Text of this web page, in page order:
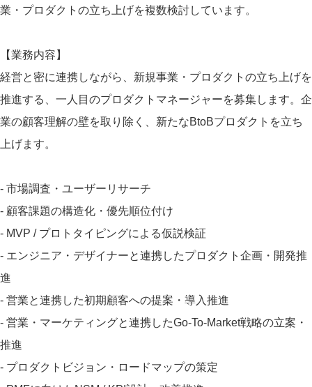
業・プロダクトの立ち上げを複数検討しています。
【業務内容】
経営と密に連携しながら、新規事業・プロダクトの立ち上げを
推進する、一人目のプロダクトマネージャーを募集します。企
業の顧客理解の壁を取り除く、新たなBtoBプロダクトを立ち
上げます。
- 市場調査・ユーザーリサーチ
- 顧客課題の構造化・優先順位付け
- MVP / プロトタイピングによる仮説検証
- エンジニア・デザイナーと連携したプロダクト企画・開発推
進
- 営業と連携した初期顧客への提案・導入推進
- 営業・マーケティングと連携したGo-To-Market戦略の立案・
推進
- プロダクトビジョン・ロードマップの策定